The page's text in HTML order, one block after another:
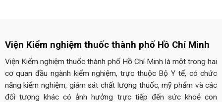
Viện Kiểm nghiệm thuốc thành phố Hồ Chí Minh
Viện Kiểm nghiệm thuốc thành phố Hồ Chí Minh là một trong hai
cơ quan đầu ngành kiểm nghiệm, trực thuộc Bộ Y tế, có chức
năng kiểm nghiệm, giám sát chất lượng thuốc, mỹ phẩm và các
đối tượng khác có ảnh hưởng trực tiếp đến sức khoẻ con